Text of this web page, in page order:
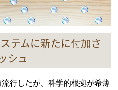
テムに新たに付加さ
シュ
行したが、科学的根拠が希薄